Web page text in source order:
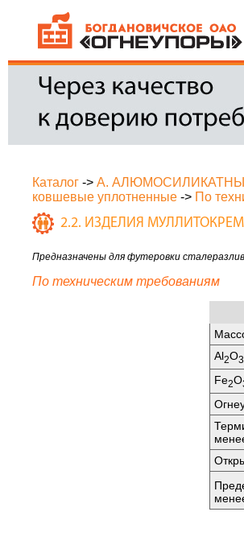
Каталог -> А.
ковшевые уплотненные -> По
2.2. ИЗДЕЛИЯ
Предназначены для футеровки
По техническим требованиям
Аl2O3
Fe2O